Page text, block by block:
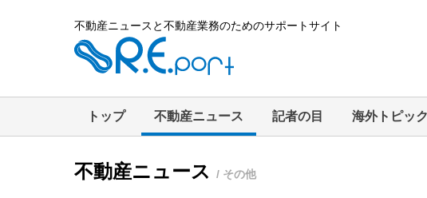
不動産ニュースと不動産業務のためのサポートサイト
トップ 不動産ニュース 記者の目 海外トピッ
不動産ニュース / その他